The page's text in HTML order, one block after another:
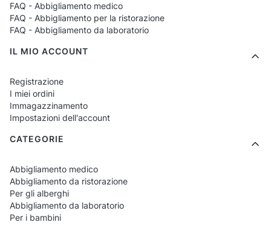
Tipi di camici disponibili con
personalizzazione
Camici bianchi da laboratorio
classici per studenti, allievi e personale
medico.
cliniche, cosmetologia e laboratori
specializzati.
Camici da donna
eleganti.
Camici da uomo
FAQ - Abbigliamento medico
FAQ - Abbigliamento per la ristorazione
FAQ - Abbigliamento da laboratorio
IL MIO ACCOUNT
Registrazione
I miei ordini
Immagazzinamento
Impostazioni dell'account
CATEGORIE
Abbigliamento medico
Abbigliamento da ristorazione
Per gli alberghi
Abbigliamento da laboratorio
Per i bambini